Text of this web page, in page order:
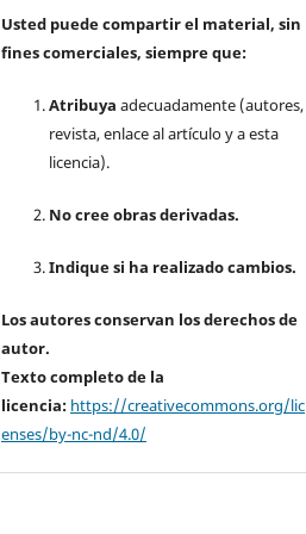
Usted puede compartir el material, sin
fines comerciales, siempre que:
Atribuya adecuadamente (autores,
revista, enlace al artículo y a esta
licencia).
No cree obras derivadas.
Indique si ha realizado cambios.
Los autores conservan los derechos de
autor.
Texto completo de la
licencia: https://creativecommons.org/lic
enses/by-nc-nd/4.0/